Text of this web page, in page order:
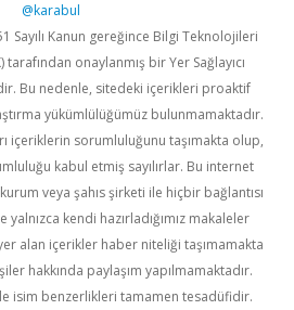
@karabul
Sayılı Kanun gereğince Bilgi Teknolojileri
onaylanmış bir Yer Sağlayıcı
Bu nedenle, sitedeki içerikleri proaktif
yükümlülüğümüz bulunmamaktadır.
içeriklerin sorumluluğunu taşımakta olup,
kabul etmiş sayılırlar. Bu internet
veya şahıs şirketi ile hiçbir bağlantısı
kendi hazırladığımız makaleler
alan içerikler haber niteliği taşımamakta
hakkında paylaşım yapılmamaktadır.
isim benzerlikleri tamamen tesadüfidir.